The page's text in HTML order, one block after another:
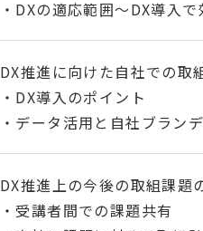
・DXの適応範囲～DX導入
DX推進に向けた自社での取
・DX導入のポイント
・データ活用と自社ブラン
DX推進上の今後の取組課題
・受講者間での課題共有